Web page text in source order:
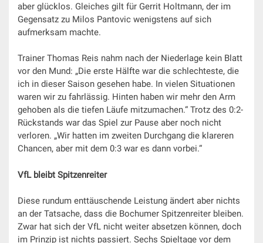
aber glücklos. Gleiches gilt für Gerrit Holtmann, der im
Gegensatz zu Milos Pantovic wenigstens auf sich
aufmerksam machte.
Trainer Thomas Reis nahm nach der Niederlage kein Blatt
vor den Mund: „Die erste Hälfte war die schlechteste, die
ich in dieser Saison gesehen habe. In vielen Situationen
waren wir zu fahrlässig. Hinten haben wir mehr den Arm
gehoben als die tiefen Läufe mitzumachen.“ Trotz des 0:2-
Rückstands war das Spiel zur Pause aber noch nicht
verloren. „Wir hatten im zweiten Durchgang die klareren
Chancen, aber mit dem 0:3 war es dann vorbei.“
VfL bleibt Spitzenreiter
Diese rundum enttäuschende Leistung ändert aber nichts
an der Tatsache, dass die Bochumer Spitzenreiter bleiben.
Zwar hat sich der VfL nicht weiter absetzen können, doch
im Prinzip ist nichts passiert. Sechs Spieltage vor dem